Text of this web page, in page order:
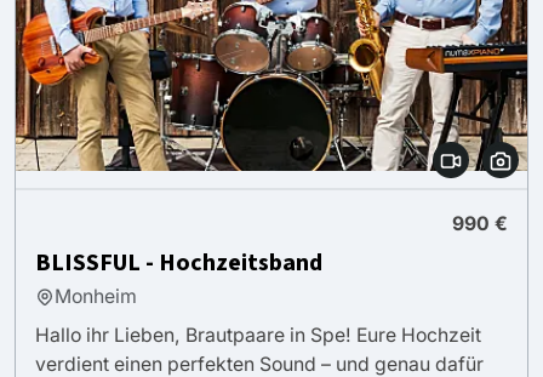
990 €
BLISSFUL - Hochzeitsband
Monheim
Hallo ihr Lieben, Brautpaare in Spe! Eure Hochzeit
verdient einen perfekten Sound – und genau dafür